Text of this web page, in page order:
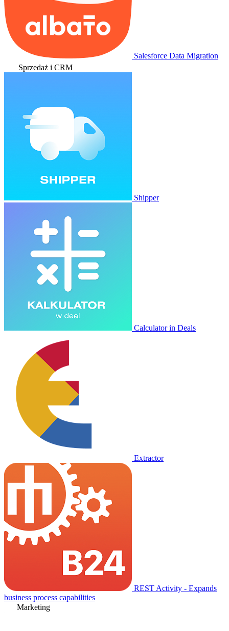
Salesforce Data Migration
Sprzedaż i CRM
Shipper
Calculator in Deals
Extractor
REST Activity - Expands
business process capabilities
Marketing